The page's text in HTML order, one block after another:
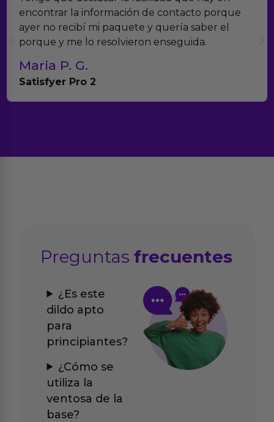
encontrar la información de contacto porque
ayer no recibí mi paquete y quería saber el
porque y me lo resolvieron enseguida.
Maria P. G.
Satisfyer Pro 2
Preguntasfrecuentes
¿Es este
dildo apto
para
principiantes?
¿Cómo se
utiliza la
ventosa de la
base?